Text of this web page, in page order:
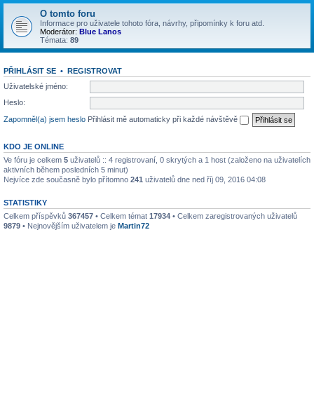
O tomto foru
Informace pro uživatele tohoto fóra, návrhy, připomínky k foru atd.
Moderátor: Blue Lanos
Témata: 89
PŘIHLÁSIT SE • REGISTROVAT
Uživatelské jméno:
Heslo:
Zapomněl(a) jsem heslo Přihlásit mě automaticky při každé návštěvě
KDO JE ONLINE
Ve fóru je celkem 5 uživatelů :: 4 registrovaní, 0 skrytých a 1 host (založeno na uživatelích
aktivních během posledních 5 minut)
Nejvíce zde současně bylo přítomno 241 uživatelů dne ned říj 09, 2016 04:08
STATISTIKY
Celkem příspěvků 367457 • Celkem témat 17934 • Celkem zaregistrovaných uživatelů
9879 • Nejnovějším uživatelem je Martin72